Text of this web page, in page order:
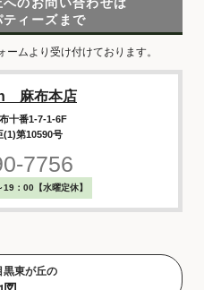
ティーズまで
ムより受け付けております。
麻布本店
十番1-7-1-6F
(1)第10590号
7756
：00【水曜定休】
黒東が丘の